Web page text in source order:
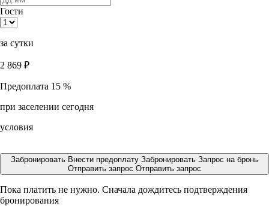
Гости
за сутки
2 869 ₽
Предоплата 15 %
при заселении сегодня
условия
Забронировать Внести предоплату Забронировать Запрос на бронь
Отправить запрос Отправить запрос
Пока платить не нужно. Сначала дождитесь подтверждения
бронирования